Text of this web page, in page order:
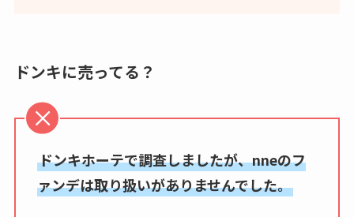
ドンキに売ってる？
ドンキホーテで調査しましたが、nneのフ
ァンデは取り扱いがありませんでした。